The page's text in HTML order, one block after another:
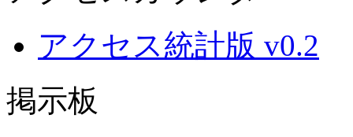
アクセス統計版 v0.2
掲示板